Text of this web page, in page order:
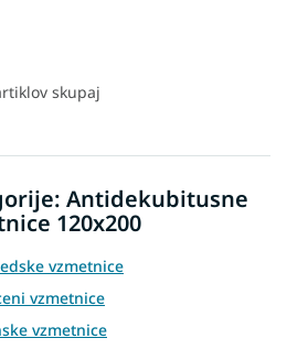
L
t
i
n
g
o
n
t
r
skupaj
Antidekubitusne
120x200
vzmetnice
vzmetnice
vzmetnice